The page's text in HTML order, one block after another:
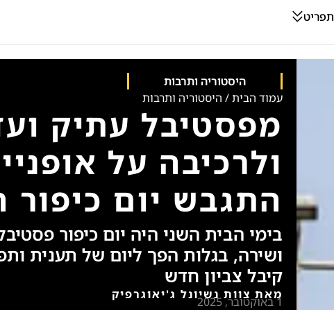
תפריט
היסטוריה ותרבות
עמוד הבית/ היסטוריה ותרבות
מפסטיבל עתיק
ולרכיבה על
התגבש יום כיפור
בימי הבית השני היה יום כיפור
ושירה, בגלות הפך ליום של תענית
קיבל צביון חדש
מאת צוות נשיונל ג'יאוגרפיק
1 באוקטובר, 2025